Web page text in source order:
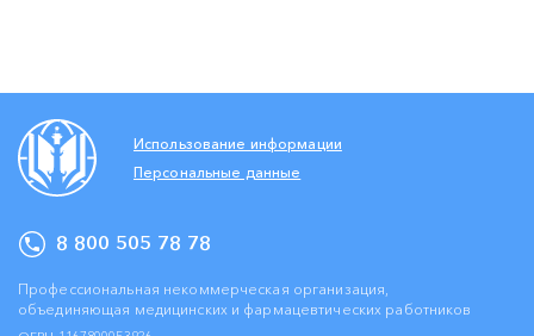
Использование информации
Персональные данные
8 800 505 78 78
Профессиональная некоммерческая организация,
объединяющая медицинских и фармацевтических работников